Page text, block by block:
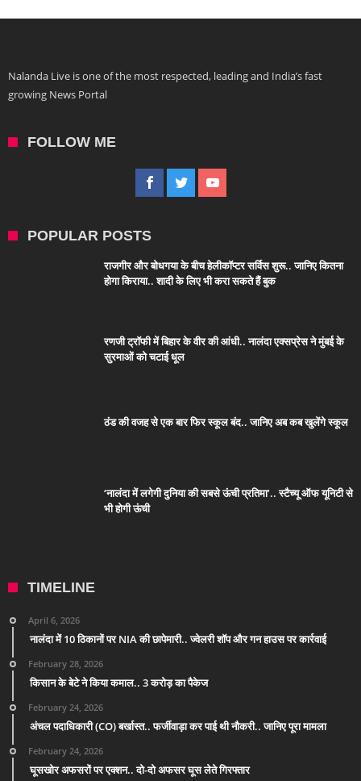
Nalanda Live is one of the most respected, leading and India’s fast
growing News Portal
FOLLOW ME
POPULAR POSTS
राजगीर और बोधगया के बीच हेलीकॉप्टर सर्विस शुरू.. जानिए कितना
होगा किराया.. शादी के लिए भी करा सकते हैं बुक
रणजी ट्रॉफी में बिहार के वीर की आंधी.. नालंदा एक्सप्रेस ने मुंबई के
सुरमाओं को चटाई धूल
ठंड की वजह से एक बार फिर स्कूल बंद.. जानिए अब कब खुलेंगे स्कूल
‘नालंदा में लगेगी दुनिया की सबसे ऊंची प्रतिमा’.. स्टैच्यू ऑफ यूनिटी से
भी होगी ऊंची
TIMELINE
April 6, 2026
नालंदा में 10 ठिकानों पर NIA की छापेमारी.. ज्वेलरी शॉप और गन हाउस पर कार्रवाई
February 28, 2026
किसान के बेटे ने किया कमाल.. 3 करोड़ का पैकेज
February 24, 2026
अंचल पदाधिकारी (CO) बर्खास्त.. फर्जीवाड़ा कर पाई थी नौकरी.. जानिए पूरा मामला
February 24, 2026
घूसखोर अफसरों पर एक्शन.. दो-दो अफसर घूस लेते गिरफ्तार